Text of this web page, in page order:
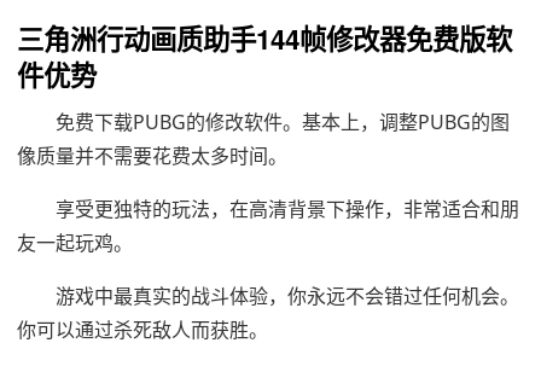
三角洲行动画质助手144帧修改器免费版软
件优势
免费下载PUBG的修改软件。基本上，调整PUBG的图
像质量并不需要花费太多时间。
享受更独特的玩法，在高清背景下操作，非常适合和朋
友一起玩鸡。
游戏中最真实的战斗体验，你永远不会错过任何机会。
你可以通过杀死敌人而获胜。